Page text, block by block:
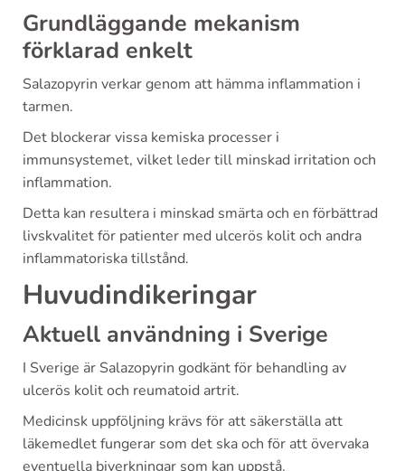
Grundläggande mekanism
förklarad enkelt
Salazopyrin verkar genom att hämma inflammation i
tarmen.
Det blockerar vissa kemiska processer i
immunsystemet, vilket leder till minskad irritation och
inflammation.
Detta kan resultera i minskad smärta och en förbättrad
livskvalitet för patienter med ulcerös kolit och andra
inflammatoriska tillstånd.
Huvudindikeringar
Aktuell användning i Sverige
I Sverige är Salazopyrin godkänt för behandling av
ulcerös kolit och reumatoid artrit.
Medicinsk uppföljning krävs för att säkerställa att
läkemedlet fungerar som det ska och för att övervaka
eventuella biverkningar som kan uppstå.